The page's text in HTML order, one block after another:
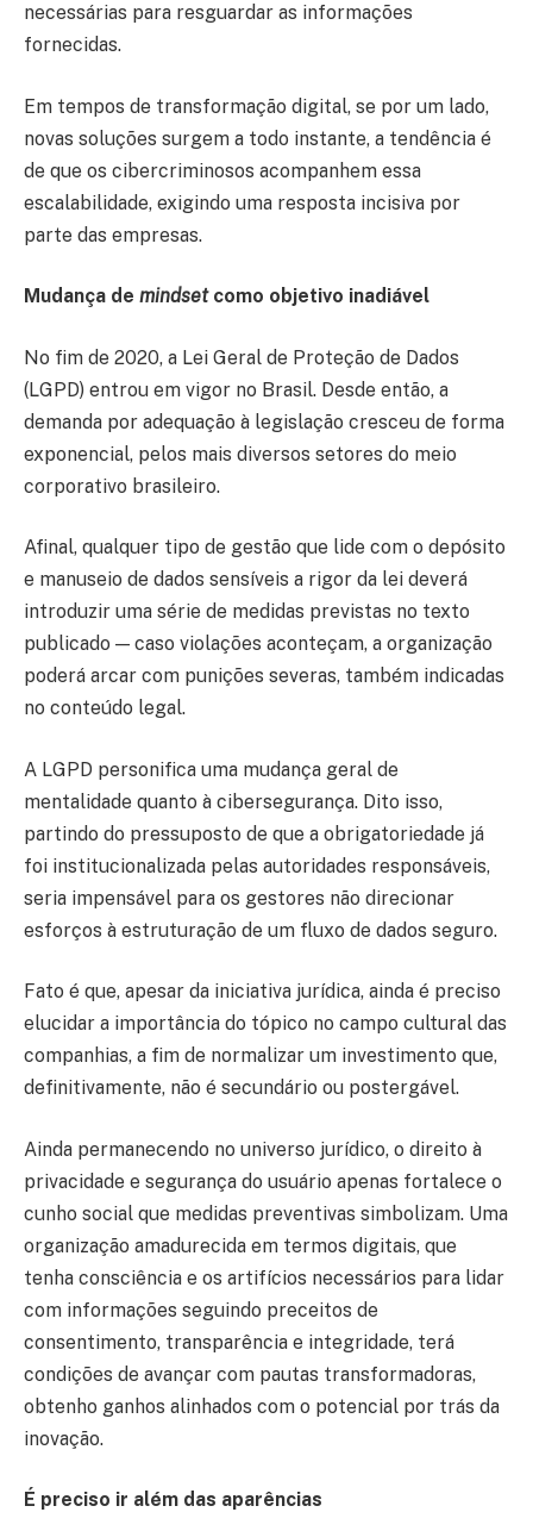
necessárias para resguardar as informações
fornecidas.
Em tempos de transformação digital, se por um lado,
novas soluções surgem a todo instante, a tendência é
de que os cibercriminosos acompanhem essa
escalabilidade, exigindo uma resposta incisiva por
parte das empresas.
Mudança de mindsetcomo objetivo inadiável
No fim de 2020, a Lei Geral de Proteção de Dados
(LGPD) entrou em vigor no Brasil. Desde então, a
demanda por adequação à legislação cresceu de forma
exponencial, pelos mais diversos setores do meio
corporativo brasileiro.
Afinal, qualquer tipo de gestão que lide com o depósito
e manuseio de dados sensíveis a rigor da lei deverá
introduzir uma série de medidas previstas no texto
publicado — caso violações aconteçam, a organização
poderá arcar com punições severas, também indicadas
no conteúdo legal.
A LGPD personifica uma mudança geral de
mentalidade quanto à cibersegurança. Dito isso,
partindo do pressuposto de que a obrigatoriedade já
foi institucionalizada pelas autoridades responsáveis,
seria impensável para os gestores não direcionar
esforços à estruturação de um fluxo de dados seguro.
Fato é que, apesar da iniciativa jurídica, ainda é preciso
elucidar a importância do tópico no campo cultural das
companhias, a fim de normalizar um investimento que,
definitivamente, não é secundário ou postergável.
Ainda permanecendo no universo jurídico, o direito à
privacidade e segurança do usuário apenas fortalece o
cunho social que medidas preventivas simbolizam. Uma
organização amadurecida em termos digitais, que
tenha consciência e os artifícios necessários para lidar
com informações seguindo preceitos de
consentimento, transparência e integridade, terá
condições de avançar com pautas transformadoras,
obtenho ganhos alinhados com o potencial por trás da
inovação.
É preciso ir além das aparências